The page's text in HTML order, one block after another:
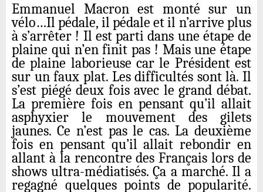
Emmanuel Macron est monté sur un
vélo…Il pédale, il pédale et il n’arrive plus
à s’arrêter ! Il est parti dans une étape de
plaine qui n’en finit pas ! Mais une étape
de plaine laborieuse car le Président est
sur un faux plat. Les difficultés sont là. Il
s’est piégé deux fois avec le grand débat.
La première fois en pensant qu’il allait
asphyxier le mouvement des gilets
jaunes. Ce n’est pas le cas. La deuxième
fois en pensant qu’il allait rebondir en
allant à la rencontre desFrançais lors de
shows ultra-médiatisés.Ça a marché. Il a
regagné quelques points de popularité.